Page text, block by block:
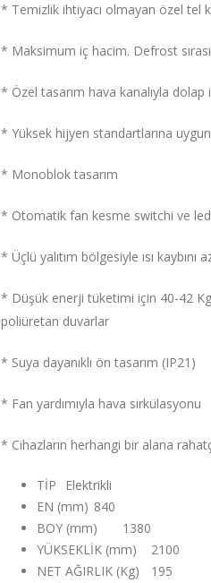
* Temizlik ihtiyacı olmayan özel tel
* Maksimum iç hacim. Defrost
* Özel tasarım hava kanalıyla dolap
* Yüksek hijyen standartlarına
* Monoblok tasarım
* Otomatik fan kesme switchi ve led
* Üçlü yalıtım bölgesiyle ısı
* Düşük enerji tüketimi için 40-42
poliüretan duvarlar
* Suya dayanıklı ön tasarım (IP21)
* Fan yardımıyla hava sirkülasyonu
* Cihazların herhangi bir alana
TİP
Elektrikli
EN (mm) 840
BOY (mm)
1380
YÜKSEKLİK (mm)
2100
NET AĞIRLIK (Kg)
195